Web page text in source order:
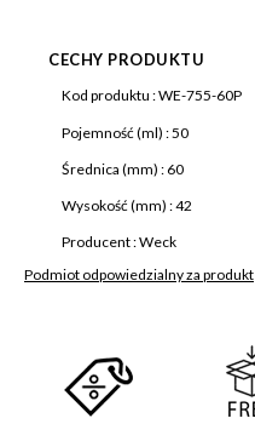
CECHY PRODUKTU
Więcej
Kod produktu :WE-755-60P
Pojemność (ml) :50
Średnica (mm) : 60
Wysokość (mm) :42
Producent :Weck
Podmiot odpowiedzialny za produkt